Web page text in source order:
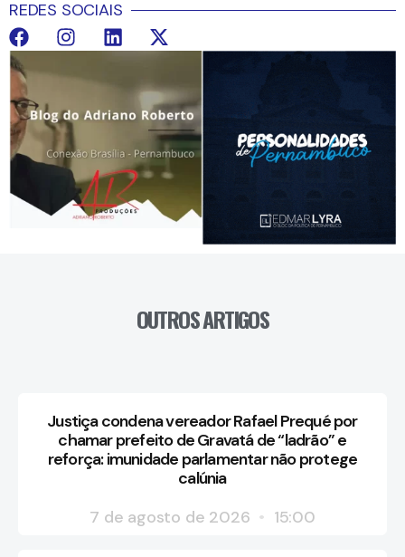
REDES SOCIAIS
OUTROS ARTIGOS
Justiça condena vereador Rafael Prequé por
chamar prefeito de Gravatá de “ladrão” e
reforça: imunidade parlamentar não protege
calúnia
7 de agosto de 2026
15:00